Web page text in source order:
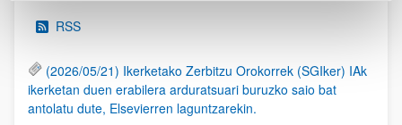
RSS
(2026/05/21) Ikerketako Zerbitzu Orokorrek (SGIker) IAk
ikerketan duen erabilera arduratsuari buruzko saio bat
antolatu dute, Elsevierren laguntzarekin.